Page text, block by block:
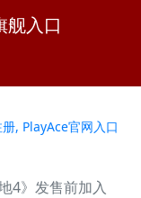
舰入口
, PlayAce官网入口
4》发售前加入